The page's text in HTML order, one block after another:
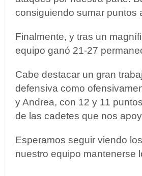
consiguiendo sumar puntos
Finalmente, y tras un
equipo ganó 21-27
Cabe destacar un gran
defensiva como
y Andrea, con 12 y 11
de las cadetes que nos
Esperamos seguir viendo
nuestro equipo mantenerse